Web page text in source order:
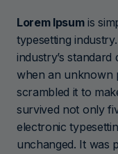
Lorem Ipsumis
typesetting
industry’s
when an unknown
scrambled it to
survived not only
electronic
unchanged. It was